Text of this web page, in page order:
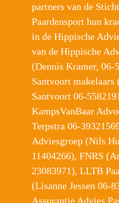
partners van de
Paardensport hun
in de Hippische
van de Hippische
(Dennis Kramer, 06-
Santvoort makelaars
Santvoort 06-
KampsVanBaar
Terpstra 06-
Adviesgroep (Nils
11404266), FNRS
23083971), LLTB
(Lisanne Jessen 06-
Assurantie Advies